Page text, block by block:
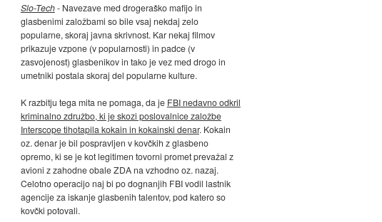
Slo-Tech- Navezave med drogeraško mafijo in
glasbenimi založbami so bile vsaj nekdaj zelo
popularne, skoraj javna skrivnost. Kar nekaj filmov
prikazuje vzpone (v popularnosti) in padce (v
zasvojenost) glasbenikov in tako je vez med drogo in
umetniki postala skoraj del popularne kulture.
K razbitju tega mita ne pomaga, da je FBI nedavno odkril
kriminalno združbo, ki je skozi poslovalnice založbe
Interscope tihotapila kokain in kokainski denar. Kokain
oz. denar je bil pospravljen v kovčkih z glasbeno
opremo, ki se je kot legitimen tovorni promet prevažal z
avioni z zahodne obale ZDA na vzhodno oz. nazaj.
Celotno operacijo naj bi po dognanjih FBI vodil lastnik
agencije za iskanje glasbenih talentov, pod katero so
kovčki potovali.